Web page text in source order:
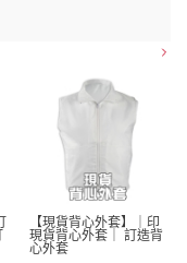
【現貨背心外套】｜印
現貨背心外套｜ 訂造背
心外套